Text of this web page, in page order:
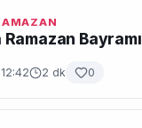
Bayramı
2 dk 0